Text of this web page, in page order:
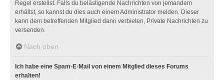
Regel erstellst. Falls du belästigende Nachrichten von jemandem
erhältst, so kannst du dies auch einem Administrator melden. Dieser
kann dem betreffenden Mitglied dann verbieten, Private Nachrichten zu
versenden.
Nach oben
Ich habe eine Spam-E-Mail von einem Mitglied dieses Forums
erhalten!